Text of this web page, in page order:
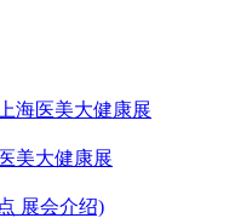
海医美大健康展
美大健康展
展会介绍)